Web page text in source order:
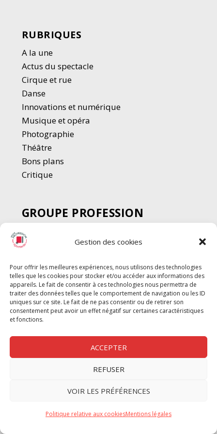
Gestion des cookies
Pour offrir les meilleures expériences, nous utilisons des technologies
telles que les cookies pour stocker et/ou accéder aux informations des
appareils. Le fait de consentir à ces technologies nous permettra de
traiter des données telles que le comportement de navigation ou les ID
uniques sur ce site. Le fait de ne pas consentir ou de retirer son
consentement peut avoir un effet négatif sur certaines caractéristiques
et fonctions.
ACCEPTER
REFUSER
VOIR LES PRÉFÉRENCES
Politique relative aux cookiesMentions légales
RUBRIQUES
A la une
Actus du spectacle
Cirque et rue
Danse
Innovations et numérique
Musique et opéra
Photographie
Théâtre
Bons plans
Critique
GROUPE PROFESSION
SPECTACLE
Chèque Intermittents
Chèque Compta
Chèque Emploi Spectacle
G-Pods
Profession Audio-visuel
Nous contacter